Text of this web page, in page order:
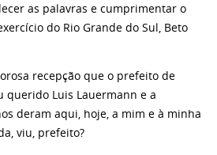
as palavras e cumprimentar o
do Rio Grande do Sul, Beto
recepção que o prefeito de
querido Luis Lauermann e a
deram aqui, hoje, a mim e à minha
viu, prefeito?